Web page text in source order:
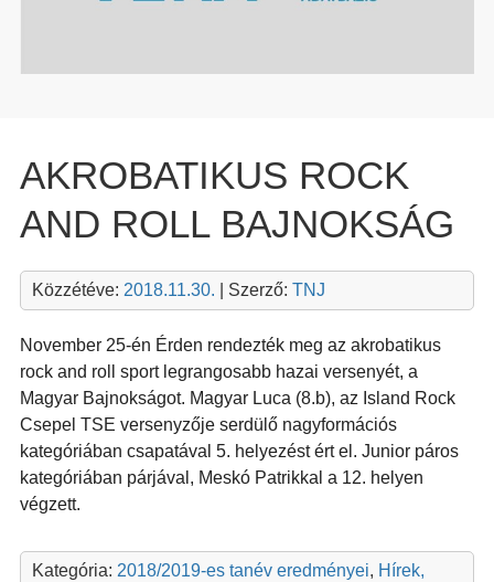
AKROBATIKUS ROCK
AND ROLL BAJNOKSÁG
Közzétéve: 2018.11.30. | Szerző: TNJ
November 25-én Érden rendezték meg az akrobatikus
rock and roll sport legrangosabb hazai versenyét, a
Magyar Bajnokságot. Magyar Luca (8.b), az Island Rock
Csepel TSE versenyzője serdülő nagyformációs
kategóriában csapatával 5. helyezést ért el. Junior páros
kategóriában párjával, Meskó Patrikkal a 12. helyen
végzett.
Kategória: 2018/2019-es tanév eredményei, Hírek,